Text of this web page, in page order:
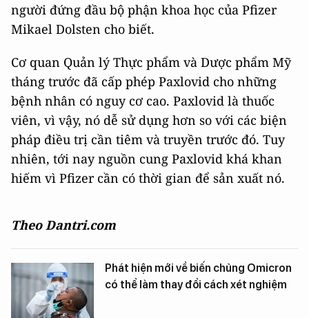
người đứng đầu bộ phận khoa học của Pfizer
Mikael Dolsten cho biết.
Cơ quan Quản lý Thực phẩm và Dược phẩm Mỹ
tháng trước đã cấp phép Paxlovid cho những
bệnh nhân có nguy cơ cao. Paxlovid là thuốc
viên, vì vậy, nó dễ sử dụng hơn so với các biện
pháp điều trị cần tiêm và truyền trước đó. Tuy
nhiên, tới nay nguồn cung Paxlovid khá khan
hiếm vì Pfizer cần có thời gian để sản xuất nó.
Theo Dantri.com
Phát hiện mới về biến chủng Omicron
có thể làm thay đổi cách xét nghiệm